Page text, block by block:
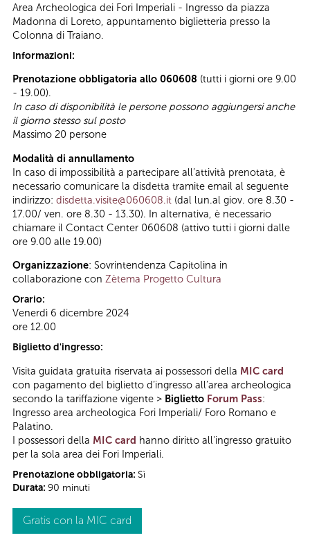
Area Archeologica dei Fori Imperiali - Ingresso da piazza
Madonna di Loreto, appuntamento biglietteria presso la
Colonna di Traiano.
Informazioni:
Prenotazione obbligatoria allo 060608 (tutti i giorni ore 9.00
- 19.00).
In caso di disponibilità le persone possono aggiungersi anche
il giorno stesso sul posto
Massimo 20 persone
Modalità di annullamento
In caso di impossibilità a partecipare all’attività prenotata, è
necessario comunicare la disdetta tramite email al seguente
indirizzo: disdetta.visite@060608.it (dal lun.al giov. ore 8.30 -
17.00/ ven. ore 8.30 - 13.30). In alternativa, è necessario
chiamare il Contact Center 060608 (attivo tutti i giorni dalle
ore 9.00 alle 19.00)
Organizzazione: Sovrintendenza Capitolina in
collaborazione con Zètema Progetto Cultura
Orario:
Venerdì 6 dicembre 2024
ore 12.00
Biglietto d'ingresso:
Visita guidata gratuita riservata ai possessori della MIC card
con pagamento del biglietto d’ingresso all’area archeologica
secondo la tariffazione vigente > Biglietto Forum Pass:
Ingresso area archeologica Fori Imperiali/ Foro Romano e
Palatino.
I possessori della MIC card hanno diritto all'ingresso gratuito
per la sola area dei Fori Imperiali.
Prenotazione obbligatoria: Sì
Durata: 90 minuti
Gratis con la MIC card